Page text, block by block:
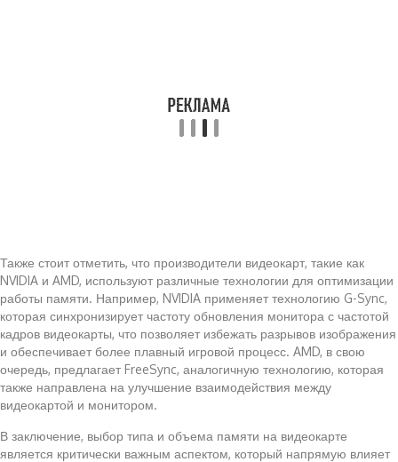
Также стоит отметить, что производители видеокарт, такие как
NVIDIA и AMD, используют различные технологии для оптимизации
работы памяти. Например, NVIDIA применяет технологию G-Sync,
которая синхронизирует частоту обновления монитора с частотой
кадров видеокарты, что позволяет избежать разрывов изображения
и обеспечивает более плавный игровой процесс. AMD, в свою
очередь, предлагает FreeSync, аналогичную технологию, которая
также направлена на улучшение взаимодействия между
видеокартой и монитором.
В заключение, выбор типа и объема памяти на видеокарте
является критически важным аспектом, который напрямую влияет